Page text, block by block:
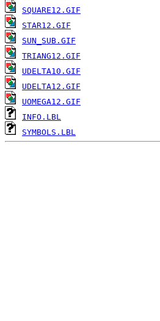
SQUARE12.GIF
STAR12.GIF
SUN_SUB.GIF
TRIANG12.GIF
UDELTA10.GIF
UDELTA12.GIF
UOMEGA12.GIF
INFO.LBL
SYMBOLS.LBL